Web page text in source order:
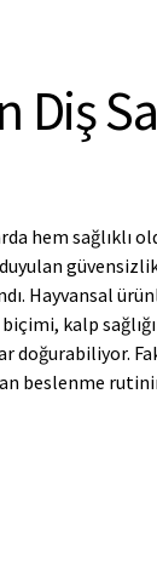
hem sağlıklı
Hayvansal
kalp
doğurabiliyor.
beslenme